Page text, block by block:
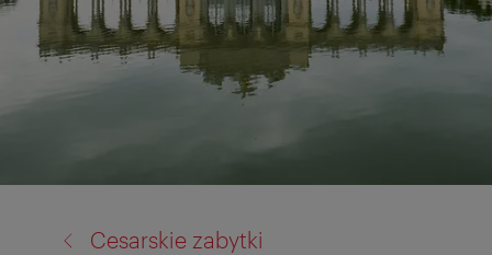
Cesarskie zabytki